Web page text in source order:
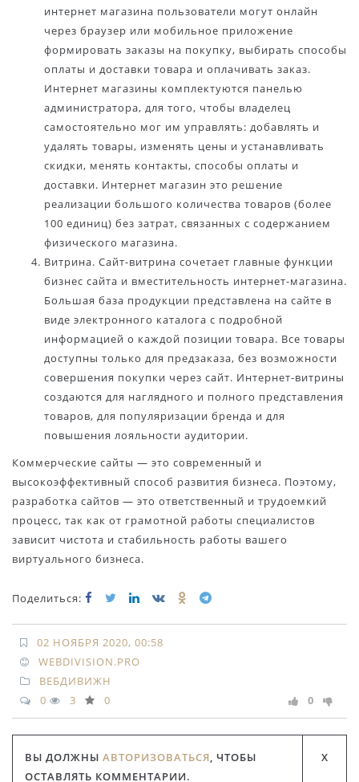
интернет магазина пользователи могут онлайн
через браузер или мобильное приложение
формировать заказы на покупку, выбирать способы
оплаты и доставки товара и оплачивать заказ.
Интернет магазины комплектуются панелью
администратора, для того, чтобы владелец
самостоятельно мог им управлять: добавлять и
удалять товары, изменять цены и устанавливать
скидки, менять контакты, способы оплаты и
доставки. Интернет магазин это решение
реализации большого количества товаров (более
100 единиц) без затрат, связанных с содержанием
физического магазина.
Витрина. Сайт-витрина сочетает главные функции
бизнес сайта и вместительность интернет-магазина.
Большая база продукции представлена на сайте в
виде электронного каталога с подробной
информацией о каждой позиции товара. Все товары
доступны только для предзаказа, без возможности
совершения покупки через сайт. Интернет-витрины
создаются для наглядного и полного представления
товаров, для популяризации бренда и для
повышения лояльности аудитории.
Коммерческие сайты — это современный и
высокоэффективный способ развития бизнеса. Поэтому,
разработка сайтов — это ответственный и трудоемкий
процесс, так как от грамотной работы специалистов
зависит чистота и стабильность работы вашего
виртуального бизнеса.
Поделиться:
02 НОЯБРЯ 2020, 00:58
WEBDIVISION.PRO
ВЕБДИВИЖН
0
3 0 0
ВЫ ДОЛЖНЫ АВТОРИЗОВАТЬСЯ, ЧТОБЫ
ОСТАВЛЯТЬ КОММЕНТАРИИ.